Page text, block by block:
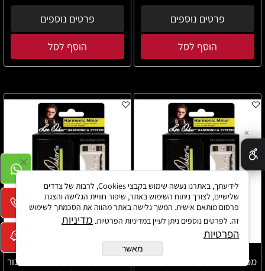
פרטים נוספים
הוסף לסל
פרטים נוספים
הוסף לסל
מפוחית דיאטונית בסולם מי במול
מפוחית דיאטונית בסולם רה מינור
✕
לידיעתך, באתרנו נעשה שימוש בקבצי Cookies, לרבות של צדדים
שלישיים, לצורך ניתוח השימוש באתר, שיפור חוויית הגלישה והצגת
פרסום מותאם אישית. המשך גלישה באתר מהווה את הסכמתך לשימוש
זה. לפרטים נוספים ניתן לעיין במדיניות הפרטיות. מדיניות
הפרטיות
מאשר